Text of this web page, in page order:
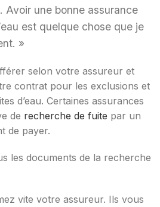
Avoir une bonne assurance
est quelque chose que je
»
selon votre assureur et
contrat pour les exclusions et
d’eau. Certaines assurances
de recherche de fuite par un
de payer.
les documents de la recherche
vite votre assureur. Ils vous